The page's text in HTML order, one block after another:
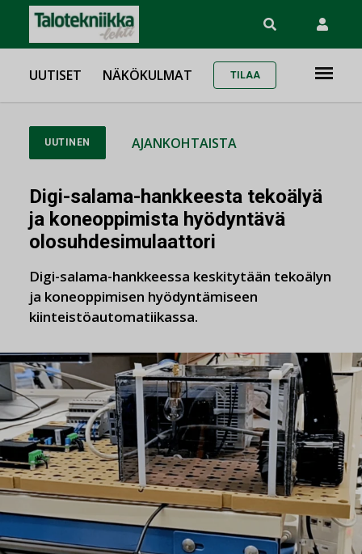
UUTISET NÄKÖKULMAT TILAA
UUTINEN AJANKOHTAISTA
Digi-salama-hankkeesta tekoälyä
ja koneoppimista hyödyntävä
olosuhdesimulaattori
Digi-salama-hankkeessa keskitytään tekoälyn
ja koneoppimisen hyödyntämiseen
kiinteistöautomatiikassa.